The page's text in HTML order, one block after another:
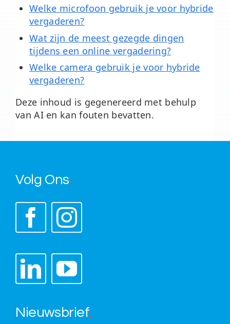
Welke microfoon gebruik je voor hybride
vergaderen?
Wat zijn de meest gezegde dingen
tijdens een online vergadering?
Welke camera gebruik je voor hybride
vergaderen?
Deze inhoud is gegenereerd met behulp
van AI en kan fouten bevatten.
Volg Ons.
Nieuwsbrief.